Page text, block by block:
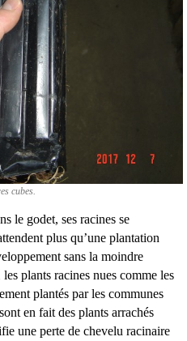
cubes.
le godet, ses racines se
plus qu’une plantation
sans la moindre
plants racines nues comme les
plantés par les communes
en fait des plants arrachés
une perte de chevelu racinaire